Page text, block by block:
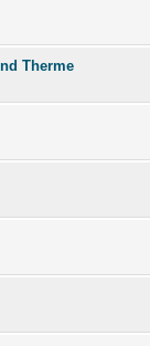
Therme